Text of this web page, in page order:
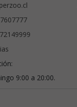
9:00 a 20:00.